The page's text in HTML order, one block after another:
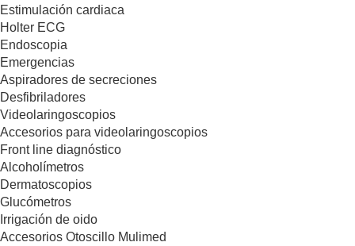
Estimulación cardiaca
Holter ECG
Endoscopia
Emergencias
Aspiradores de secreciones
Desfibriladores
Videolaringoscopios
Accesorios para videolaringoscopios
Front line diagnóstico
Alcoholímetros
Dermatoscopios
Glucómetros
Irrigación de oido
Accesorios Otoscillo Mulimed